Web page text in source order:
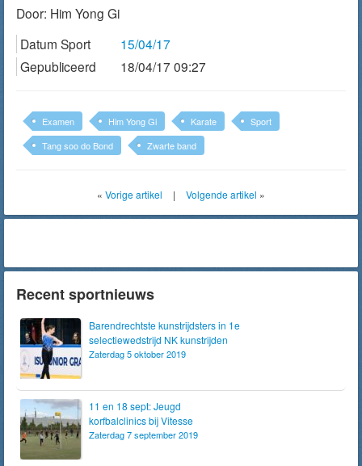
Door: Him Yong Gi
Datum Sport
15/04/17
Gepubliceerd
18/04/17 09:27
Examen Him Yong Gi Karate
Sport
Tang soo do Bond
Zwarte band
« Vorige artikel | Volgende artikel »
Recent sportnieuws
Barendrechtste kunstrijdsters in 1e
selectiewedstrijd NK kunstrijden
Zaterdag 5 oktober 2019
11 en 18 sept: Jeugd
korfbalclinics bij Vitesse
Zaterdag 7 september 2019